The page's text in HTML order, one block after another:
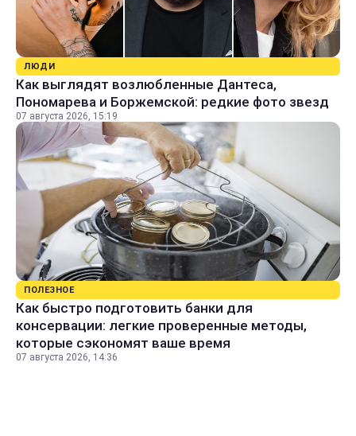
ЛЮДИ
Как выглядят возлюбленные Дантеса,
Пономарева и Боржемской: редкие фото звезд
07 августа 2026, 15:19
ПОЛЕЗНОЕ
Как быстро подготовить банки для
консервации: легкие проверенные методы,
которые сэкономят ваше время
07 августа 2026, 14:36